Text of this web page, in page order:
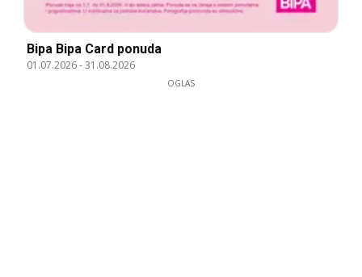
Bipa Bipa Card ponuda
01.07.2026-31.08.2026
OGLAS